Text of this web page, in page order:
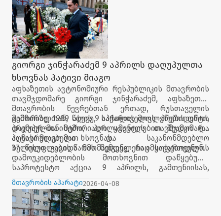
გიორგი ჯინჭარაძემ 9 აპრილს დაღუპულთა
ხსოვნას პატივი მიაგო
აფხაზეთის ავტონომიური რესპუბლიკის მთავრობის
თავმჯდომარე გიორგი ჯინჭარაძემ, აფხაზეთის
მთავრობის წევრებთან ერთად, რუსთაველის
გამზირზე, 1989 წლის 9 აპრილის მოვლენების დროს
დაღუპულთა მემორიალი ყვავილებით შეამკო და
პატივი მიაგო მათ ხსოვნას.
მემორიალთან, ასევე, საქართველოს პრეზიდენტი,
პრემიერ-მინისტრი, პარლამენტის თავმჯდომარე,
აღმასრულებელი და საკანონმდებლო
ხელისუფლების წარმომადგენლები იმყოფებოდნენ.
37 წელი გავიდა მას შემდეგ, რაც საქართველოს
დამოუკიდებლობის მოთხოვნით დაწყებული
საპროტესტო აქცია 9 აპრილს, გამთენიისას,
მშვიდობიანი დემონსტრანტების დარბევით
დასრულდა. 21 ადამიანი დაიღუპა, ასობით დაიჭრა,
მოიწამლა და დასახიჩრდა.
მთავრობის აპარატი2026-04-08